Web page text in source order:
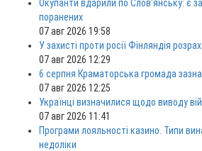
Окупанти вдарили по Слов'янську: є
поранених
07 авг 2026 19:58
У захисті проти росії Фінляндія
07 авг 2026 12:29
6 серпня Краматорська громада
07 авг 2026 12:25
Українці визначилися щодо виводу
07 авг 2026 11:41
Програми лояльності казино. Типи
недоліки